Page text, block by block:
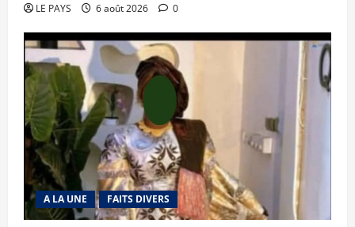
LE PAYS 6 août 2026 0
A LA UNE FAITS DIVERS